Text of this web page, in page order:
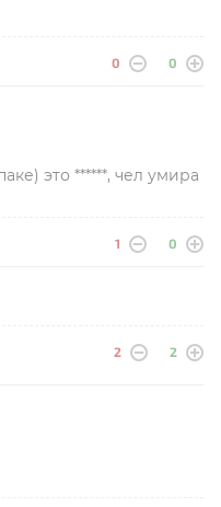
0 0
это ******, чел умира
1 0
2 2